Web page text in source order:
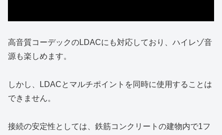
高音質コーデックのLDACにも対応しており、ハイレゾ音
源も楽しめます。
しかし、LDACとマルチポイントを同時に使用することは
できません。
接続の安定性としては、鉄筋コンクリートの建物内で1フ